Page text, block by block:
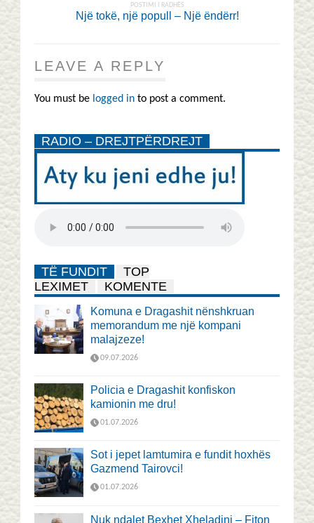
POSTIMI I RADHËS
Një tokë, një popull – Një ëndërr!
LEAVE A REPLY
You must be logged in to post a comment.
RADIO – DREJTPËRDREJT
TË FUNDIT
TOP
LEXIMET
KOMENTE
Komuna e Dragashit nënshkruan
memorandum me një kompani
malajzeze!
09.07.2026
Policia e Dragashit konfiskon
kamionin me dru!
01.07.2026
Sot i jepet lamtumira e fundit hoxhës
Gazmend Tairovci!
01.07.2026
Nuk ndalet Bexhet Xheladini – Fiton